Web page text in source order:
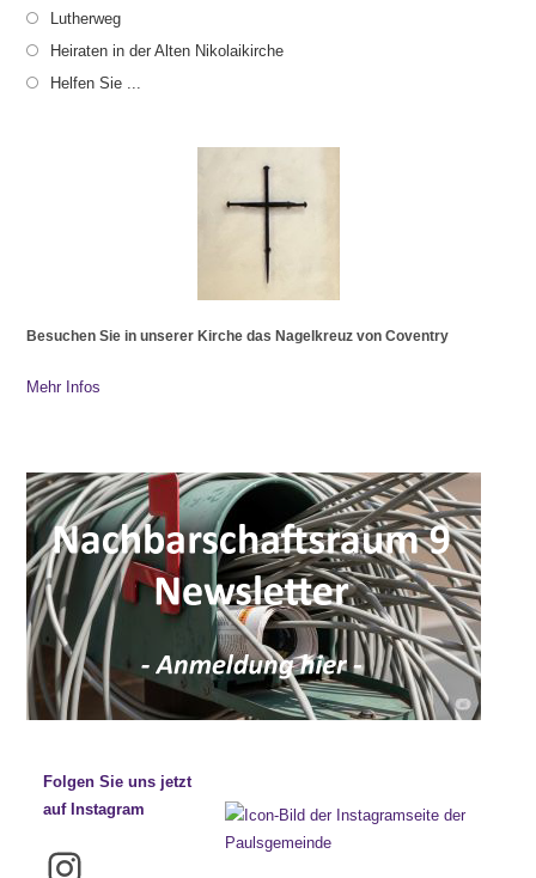
Lutherweg
Heiraten in der Alten Nikolaikirche
Helfen Sie ...
Besuchen Sie in unserer Kirche das Nagelkreuz von Coventry
Mehr Infos
Folgen Sie uns jetzt
auf Instagram
Instagram